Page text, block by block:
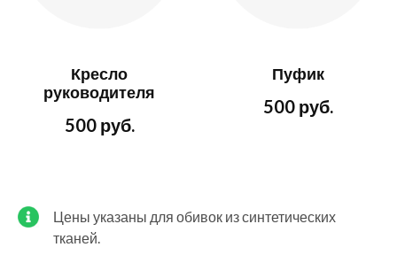
Кресло
руководителя
500 руб.
Пуфик
500 руб.
Цены указаны для обивок из синтетических
тканей.